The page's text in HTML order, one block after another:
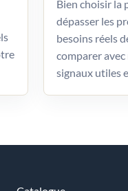
Bien choisir la
dépasser les
besoins réels
comparer
signaux utiles